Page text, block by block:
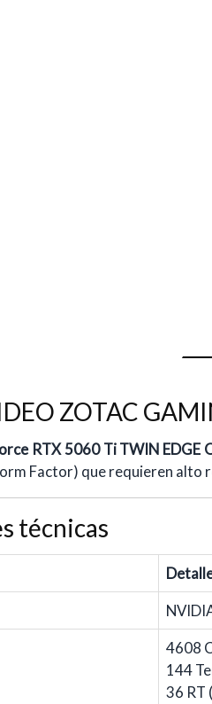
ZOTAC
RTX 5060 Ti TWIN EDGE
Factor) que requieren
técnicas
4608
144
36 RT